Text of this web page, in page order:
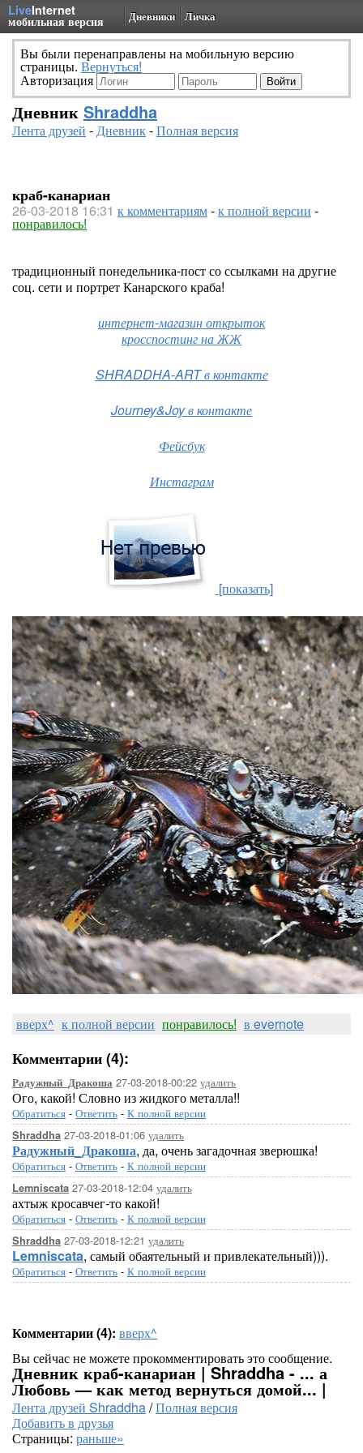
LiveInternet
мобильная версия Дневники Личка
Вы были перенаправлены на мобильную версию
страницы. Вернуться!
Авторизация
Дневник Shraddha
Лента друзей -Дневник-Полная версия
краб-канариан
26-03-2018 16:31 к комментариям-к полной версии -
понравилось!
традиционный понедельника-пост со ссылками на другие
соц. сети и портрет Канарского краба!
интернет-магазин открыток
кросспостинг на ЖЖ
SHRADDHA-ART в контакте
Journey&Joy в контакте
Фейсбук
Инстаграм
[показать]
вверх^ к полной версии понравилось! в evernote
Комментарии (4):
Радужный_Дракоша 27-03-2018-00:22 удалить
Ого, какой! Словно из жидкого металла!!
Обратиться - Ответить - К полной версии
Shraddha 27-03-2018-01:06 удалить
Радужный_Дракоша, да, очень загадочная зверюшка!
Обратиться - Ответить - К полной версии
Lemniscata 27-03-2018-12:04 удалить
ахтыж кросавчег-то какой!
Обратиться - Ответить - К полной версии
Shraddha 27-03-2018-12:21 удалить
Lemniscata, самый обаятельный и привлекательный))).
Обратиться - Ответить - К полной версии
Комментарии (4): вверх^
Вы сейчас не можете прокомментировать это сообщение.
Дневник краб-канариан | Shraddha - ... а
Любовь — как метод вернуться домой... |
Лента друзей Shraddha/Полная версия
Добавить в друзья
Страницы: раньше»